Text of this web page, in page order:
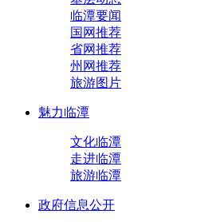
临潭要闻
国网推荐
省网推荐
州网推荐
旅游图片
魅力临潭
文化临潭
走进临潭
旅游临潭
政府信息公开